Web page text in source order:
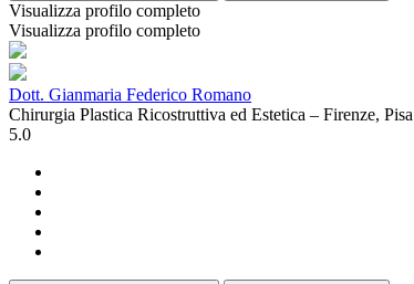
Visualizza profilo completo
Visualizza profilo completo
Dott. Gianmaria Federico Romano
Chirurgia Plastica Ricostruttiva ed Estetica – Firenze, Pisa
5.0